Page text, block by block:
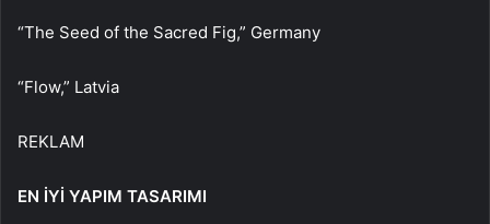
“The Seed of the Sacred Fig,” Germany
“Flow,” Latvia
REKLAM
EN İYİ YAPIM TASARIMI